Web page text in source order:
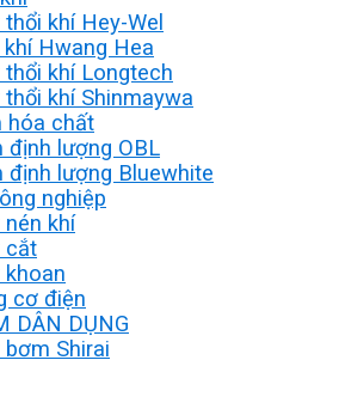
khí Hey-Wel
khí Hwang Hea
thổi khí Longtech
thổi khí Shinmaywa
hóa chất
định lượng OBL
định lượng Bluewhite
nghiệp
nén khí
cắt
khoan
cơ điện
DÂN DỤNG
bơm Shirai